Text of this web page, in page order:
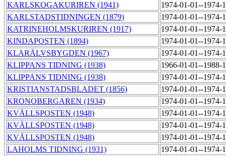
KARLSKOGAKURIREN (1941)
1974-01-01--1974-
KARLSTADSTIDNINGEN (1879)
1974-01-01--1974-
KATRINEHOLMSKURIREN (1917)
1974-01-01--1974-
KINDAPOSTEN (1894)
1974-01-01--1974-
KLARÄLVSBYGDEN (1967)
1974-01-01--1974-
KLIPPANS TIDNING (1938)
1966-01-01--1988-
KLIPPANS TIDNING (1938)
1974-01-01--1974-
KRISTIANSTADSBLADET (1856)
1974-01-01--1974-
KRONOBERGAREN (1934)
1974-01-01--1974-
KVÄLLSPOSTEN (1948)
1974-01-01--1974-
KVÄLLSPOSTEN (1948)
1974-01-01--1974-
KVÄLLSPOSTEN (1948)
1974-01-01--1974-
LAHOLMS TIDNING (1931)
1974-01-01--1974-